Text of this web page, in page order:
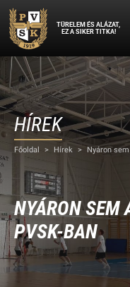
TÜRELEM ÉS ALÁZAT,
EZ A SIKER TITKA!
HÍREK
Főoldal > Hírek > Nyáron
NYÁRON SEM
PVSK-BAN